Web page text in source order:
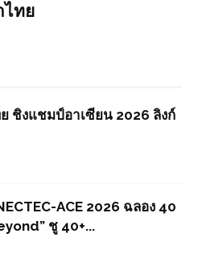
ไทย
ชิงแชมป์อาเซียน 2026 ลิงก์
ACE 2026 ฉลอง 40
ชู 40+...